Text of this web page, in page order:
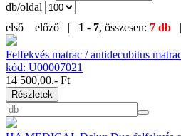
db/oldal
első előző | 1 - 7, összesen: 7 db
Felfekvés matrac / antidecubitus
kód: U00007021
14 500,00.- Ft
Részletek